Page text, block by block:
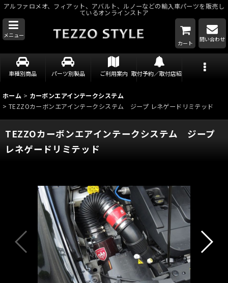
アルファロメオ、フィアット、アバルト、ルノーなどの輸入車パーツを販売し
ているオンラインストア
メニュー
カート
問い合わせ
車種別商品 パーツ別製品 ご利用案内 取付予約／取付店紹介
ホーム > カーボンエアインテークシステム
> TEZZOカーボンエアインテークシステム ジープ レネゲードリミテッド
TEZZOカーボンエアインテークシステム ジープ
レネゲードリミテッド